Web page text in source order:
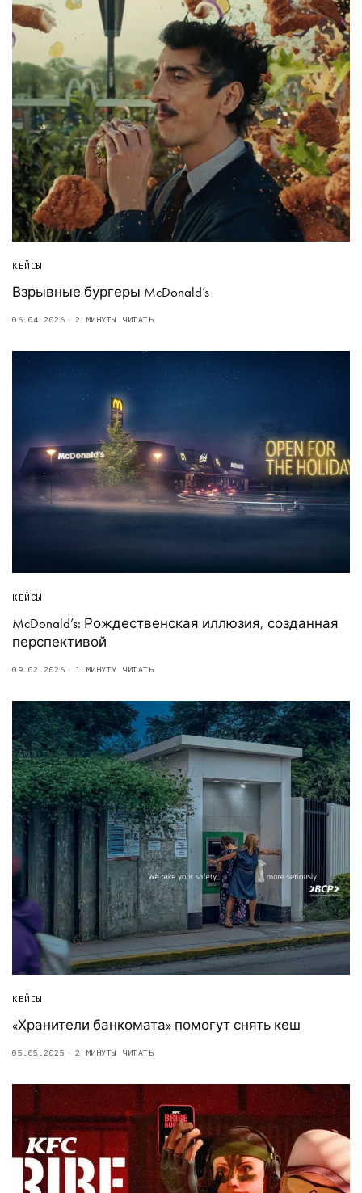
КЕЙСЫ
Взрывные бургеры McDonald’s
06.04.2026 2 МИНУТЫ ЧИТАТЬ
КЕЙСЫ
McDonald’s: Рождественская иллюзия, созданная
перспективой
09.02.2026 1 МИНУТУ ЧИТАТЬ
КЕЙСЫ
«Хранители банкомата» помогут снять кеш
05.05.2025 2 МИНУТЫ ЧИТАТЬ